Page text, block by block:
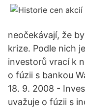
neočekávají, že
krize. Podle nich
investorů vrací k
o fúzii s bankou
18. 9. 2008 -
uvažuje o fúzii s